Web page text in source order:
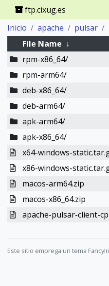
ftp.cixug.es
Inicio
apache pulsar
File Name ↓
rpm-x86_64/
rpm-arm64/
deb-x86_64/
deb-arm64/
apk-arm64/
apk-x86_64/
x64-windows-
x86-windows-
macos-arm64.zip
macos-x86_64.zip
apache-pulsar-client-
Este sitio emprega un tema